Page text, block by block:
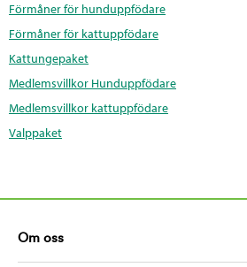
Förmåner för hunduppfödare
Förmåner för kattuppfödare
Kattungepaket
Medlemsvillkor Hunduppfödare
Medlemsvillkor kattuppfödare
Valppaket
Om oss